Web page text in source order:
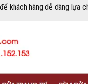
khách hàng dễ dàng lựa